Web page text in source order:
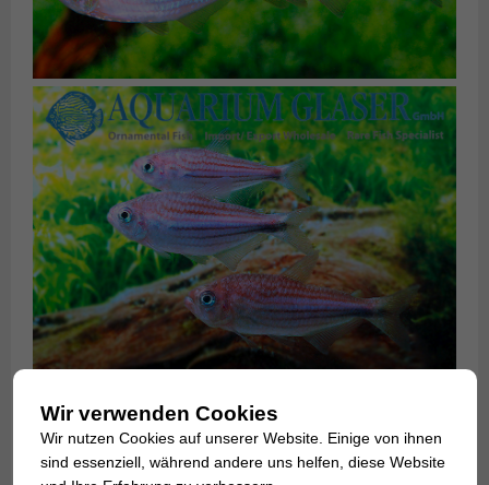
Wir verwenden Cookies
Wir nutzen Cookies auf unserer Website. Einige von ihnen
sind essenziell, während andere uns helfen, diese Website